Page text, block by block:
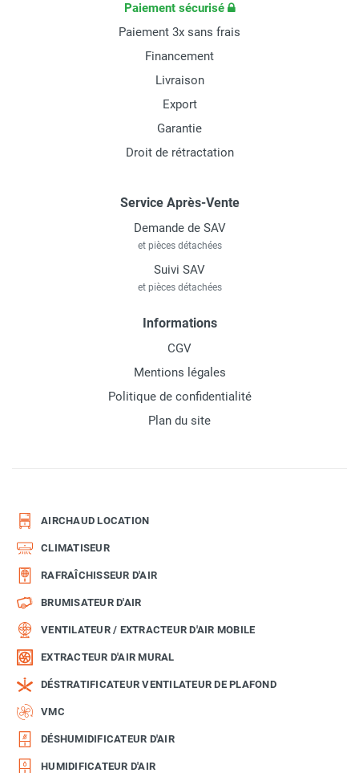
Paiement sécurisé
Paiement 3x sans frais
Financement
Livraison
Export
Garantie
Droit de rétractation
Service Après-Vente
Demande de SAV
et pièces détachées
Suivi SAV
et pièces détachées
Informations
CGV
Mentions légales
Politique de confidentialité
Plan du site
AIRCHAUD LOCATION
CLIMATISEUR
RAFRAÎCHISSEUR D'AIR
BRUMISATEUR D'AIR
VENTILATEUR / EXTRACTEUR D'AIR MOBILE
EXTRACTEUR D'AIR MURAL
DÉSTRATIFICATEUR VENTILATEUR DE PLAFOND
VMC
DÉSHUMIDIFICATEUR D'AIR
HUMIDIFICATEUR D'AIR